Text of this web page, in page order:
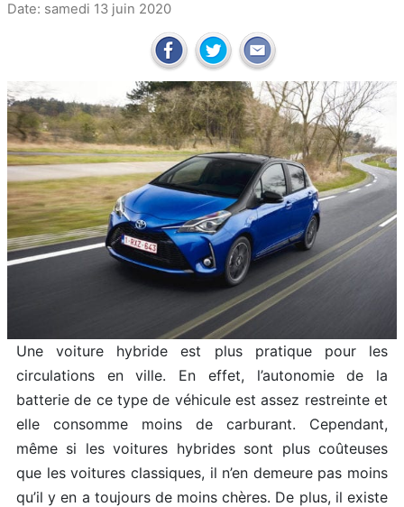
Date: samedi 13 juin 2020
Une voiture hybride est plus pratique pour les
circulations en ville. En effet, l’autonomie de la
batterie de ce type de véhicule est assez restreinte et
elle consomme moins de carburant. Cependant,
même si les voitures hybrides sont plus coûteuses
que les voitures classiques, il n’en demeure pas moins
qu’il y en a toujours de moins chères. De plus, il existe